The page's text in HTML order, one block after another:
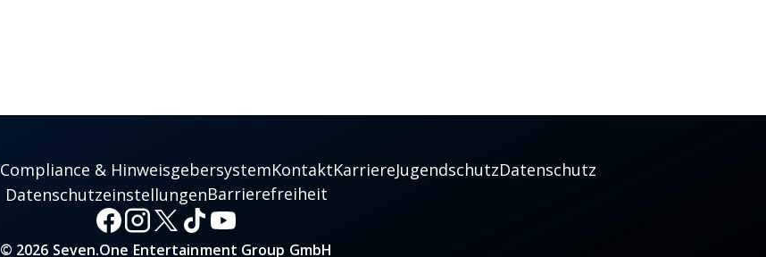
Compliance & HinweisgebersystemKontaktKarriereJugendschutzDatenschutz
DatenschutzeinstellungenBarrierefreiheit
© 2026 Seven.One Entertainment Group GmbH